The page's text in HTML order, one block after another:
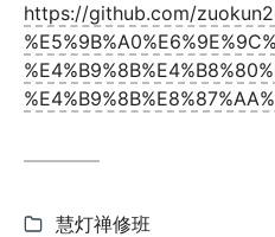
https://github.com/
Categories:
慧灯禅修班